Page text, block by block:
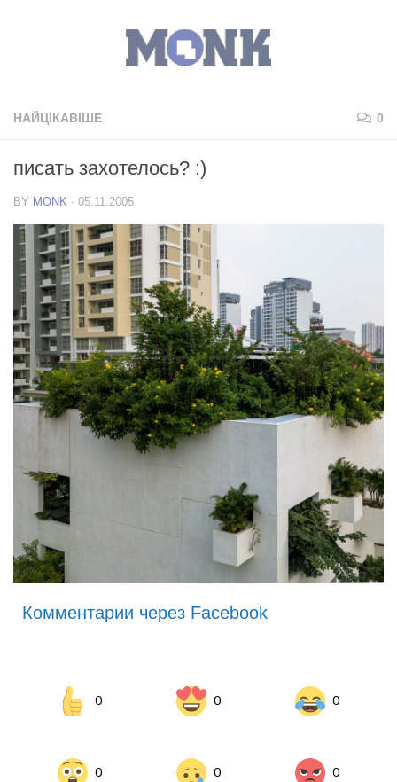
НАЙЦІКАВІШЕ 0
писать захотелось? :)
BY MONK · 05.11.2005
Комментарии через Facebook
0 0 0
0 0 0